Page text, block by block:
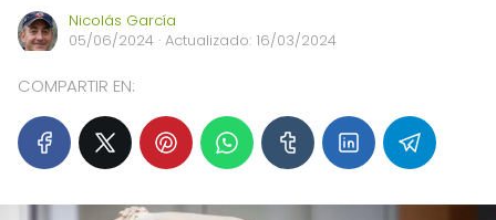
Nicolás García
05/06/2024 · Actualizado: 16/03/2024
COMPARTIR EN: